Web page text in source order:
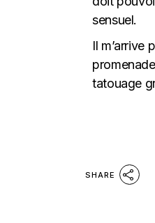
sensuel.
Il m’arrive
tatouage
SHARE